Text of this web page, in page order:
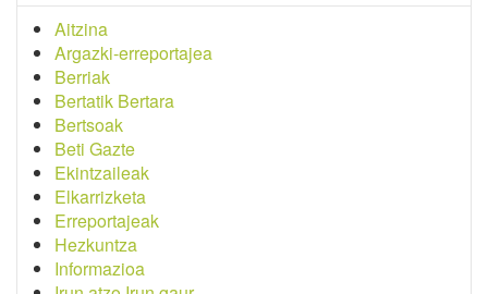
Aitzina
Argazki-erreportajea
Berriak
Bertatik Bertara
Bertsoak
Beti Gazte
Ekintzaileak
Elkarrizketa
Erreportajeak
Hezkuntza
Informazioa